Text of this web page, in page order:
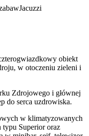
Jacuzzi
obiekt
w otoczeniu zieleni i
Zdrojowego i głównej
do serca uzdrowiska.
w klimatyzowanych
Superior oraz